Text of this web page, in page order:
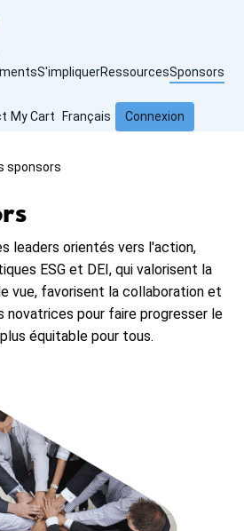
S'impliquerRessourcesSponsors
My Cart Français
e
Connexion
sponsors
leaders orientés vers l'action,
ESG et DEI, qui valorisent la
vue, favorisent la collaboration et
novatrices pour faire progresser le
équitable pour tous.